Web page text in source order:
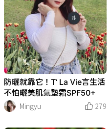
防曬就靠它！T‘ La Vie言生活
不怕曬美肌氣墊霜SPF50+
Mingyu
279